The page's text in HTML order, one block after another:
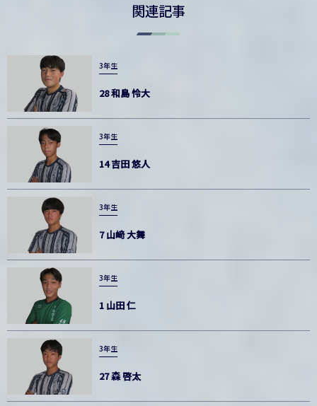
関連記事
3年生
28 和島 怜大
3年生
14 吉田 悠人
3年生
7 山﨑 大舞
3年生
1 山田 仁
3年生
27 森 啓太